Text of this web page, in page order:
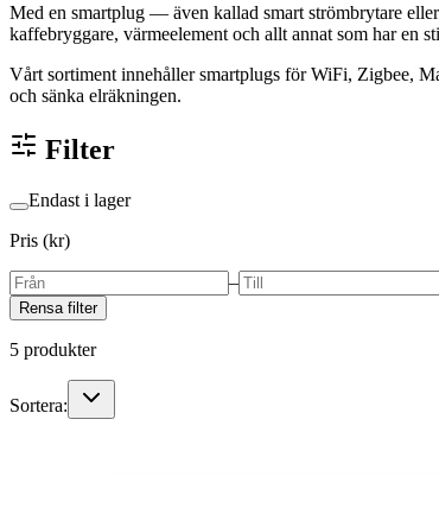
Med en smartplug — även kallad smart strömbrytare
kaffebryggare, värmeelement och allt annat som har en
Vårt sortiment innehåller smartplugs för WiFi, Zigbee,
och sänka elräkningen.
Filter
Endast i lager
Pris (kr)
–
Rensa filter
5 produkter
Sortera: